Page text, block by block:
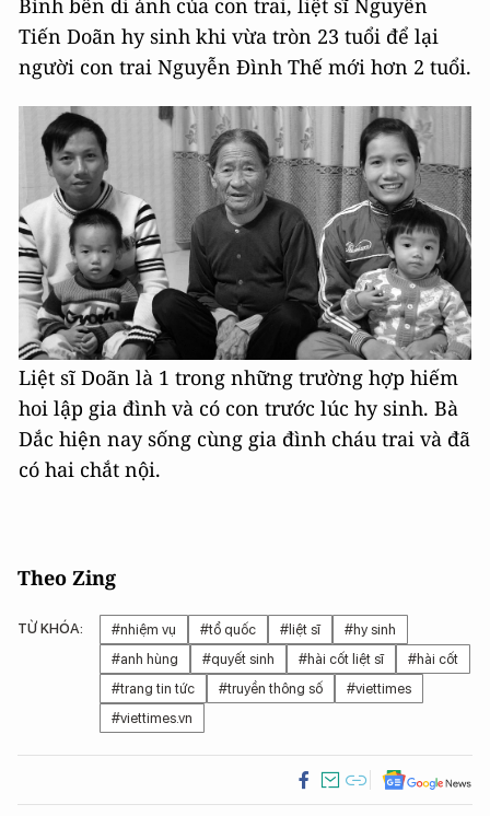
Tiến Doãn hy sinh khi vừa tròn 23 tuổi để lại
người con trai Nguyễn Đình Thế mới hơn 2 tuổi.
Liệt sĩ Doãn là 1 trong những trường hợp hiếm
hoi lập gia đình và có con trước lúc hy sinh. Bà
Dắc hiện nay sống cùng gia đình cháu trai và đã
có hai chắt nội.
Theo Zing
TỪ KHÓA: #nhiệm vụ #tổ quốc #liệt sĩ
#hy sinh
#anh hùng
#quyết sinh #hài cốt liệt sĩ
#hài cốt
#trang tin tức
#truyền thông số
#viettimes
#viettimes.vn